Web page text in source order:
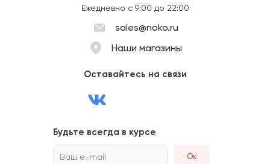
Ежедневно с 9:00 до 22:00
sales@noko.ru
Наши магазины
Оставайтесь на связи
Будьте всегда в курсе
Ваш e-mail